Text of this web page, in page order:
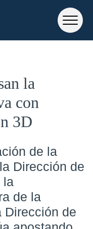
la
con
3D
de la
Dirección de
la
de la
Dirección de